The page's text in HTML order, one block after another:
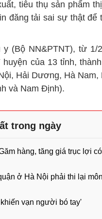
tiêu thụ sản phẩm
đăng tải sai sự thật để
(Bộ NN&PTNT), từ
của 13 tỉnh,
Hải Dương, Hà
và Nam Định).
trong ngày
hàng, tăng giá trục lợi
ở Hà Nội phải thi lại
vạn người bó tay'